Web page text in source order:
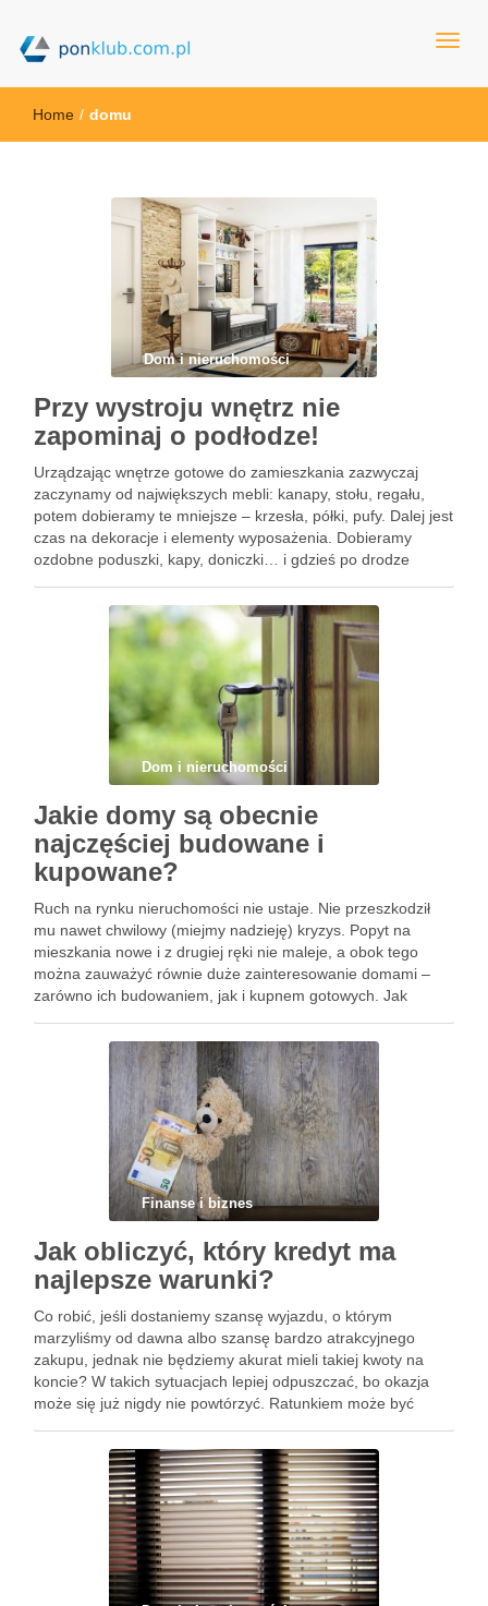
ponklub.com.pl
Home / domu
Dom i nieruchomości
Przy wystroju wnętrz nie
zapominaj o podłodze!
Urządzając wnętrze gotowe do zamieszkania zazwyczaj
zaczynamy od największych mebli: kanapy, stołu, regału,
potem dobieramy te mniejsze – krzesła, półki, pufy. Dalej jest
czas na dekoracje i elementy wyposażenia. Dobieramy
ozdobne poduszki, kapy, doniczki… i gdzieś po drodze
położyć na podłogę. …
Dom i nieruchomości
Jakie domy są obecnie
najczęściej budowane i
kupowane?
Ruch na rynku nieruchomości nie ustaje. Nie przeszkodził
mu nawet chwilowy (miejmy nadzieję) kryzys. Popyt na
mieszkania nowe i z drugiej ręki nie maleje, a obok tego
można zauważyć równie duże zainteresowanie domami –
zarówno ich budowaniem, jak i kupnem gotowych. Jak
Finanse i biznes
Jak obliczyć, który kredyt ma
najlepsze warunki?
Co robić, jeśli dostaniemy szansę wyjazdu, o którym
marzyliśmy od dawna albo szansę bardzo atrakcyjnego
zakupu, jednak nie będziemy akurat mieli takiej kwoty na
koncie? W takich sytuacjach lepiej odpuszczać, bo okazja
może się już nigdy nie powtórzyć. Ratunkiem może być
kredytów do wyboru …